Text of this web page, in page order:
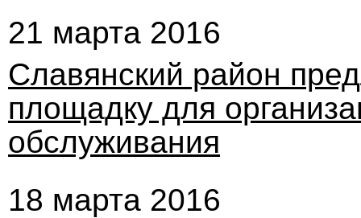
21 марта 2016
Славянский район
площадку для
обслуживания
18 марта 2016